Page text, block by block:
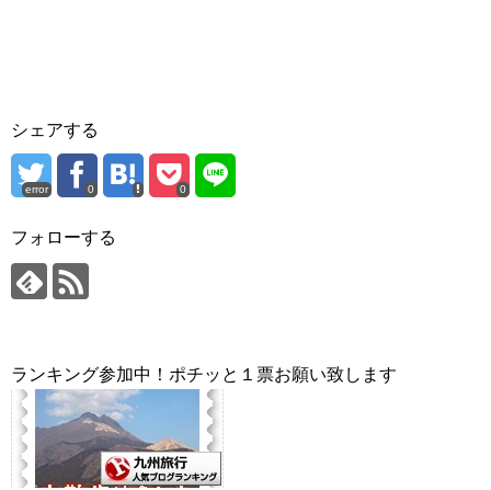
シェアする
error 0 0
フォローする
ランキング参加中！ポチッと１票お願い致します